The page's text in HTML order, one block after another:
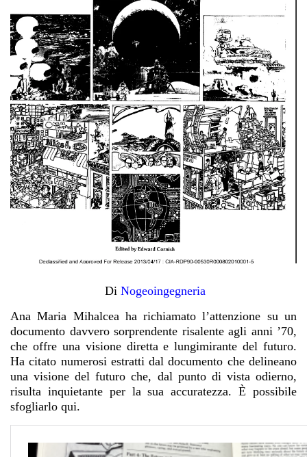
Di Nogeoingegneria
Ana Maria Mihalcea ha richiamato l’attenzione su un
documento davvero sorprendente risalente agli anni ’70,
che offre una visione diretta e lungimirante del futuro.
Ha citato numerosi estratti dal documento che delineano
una visione del futuro che, dal punto di vista odierno,
risulta inquietante per la sua accuratezza. È possibile
sfogliarlo qui.